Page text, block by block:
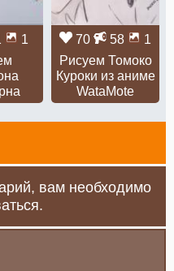
1
70 58
1
Рисуем Томоко
Куроки из аниме
WataMote
вам необходимо